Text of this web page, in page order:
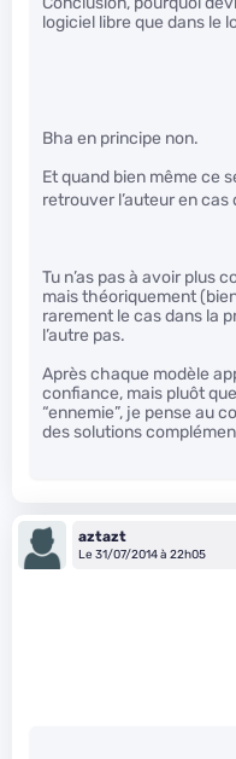
logiciel libre que dans le
Bha en principe non.
Et quand bien même ce
retrouver l’auteur en cas
Tu n’as pas à avoir plus
mais théoriquement
rarement le cas dans la
l’autre pas.
Après chaque modèle
confiance, mais pluôt
“ennemie”, je pense au
des solutions
aztazt
Le 31/07/2014 à 22h05